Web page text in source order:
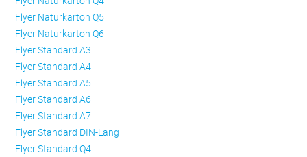
Flyer Naturkarton Q5
Flyer Naturkarton Q6
Flyer Standard A3
Flyer Standard A4
Flyer Standard A5
Flyer Standard A6
Flyer Standard A7
Flyer Standard DIN-Lang
Flyer Standard Q4